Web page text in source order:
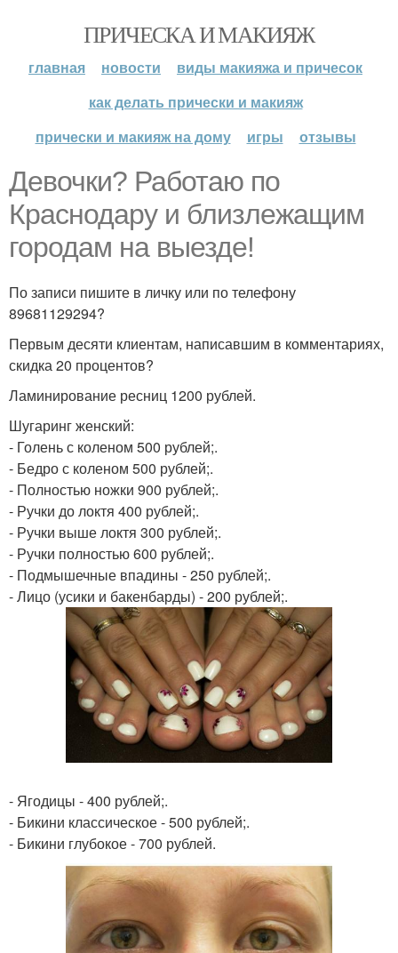
ПРИЧЕСКА И МАКИЯЖ
главная новости
виды макияжа и причесок
как делать прически и макияж
прически и макияж на дому
игры отзывы
Девочки? Работаю по
Краснодару и близлежащим
городам на выезде!
По записи пишите в личку или по телефону
89681129294?
Первым десяти клиентам, написавшим в комментариях,
скидка 20 процентов?
Ламинирование ресниц 1200 рублей.
Шугаринг женский:
- Голень с коленом 500 рублей;.
- Бедро с коленом 500 рублей;.
- Полностью ножки 900 рублей;.
- Ручки до локтя 400 рублей;.
- Ручки выше локтя 300 рублей;.
- Ручки полностью 600 рублей;.
- Подмышечные впадины - 250 рублей;.
- Лицо (усики и бакенбарды) - 200 рублей;.
- Ягодицы - 400 рублей;.
- Бикини классическое - 500 рублей;.
- Бикини глубокое - 700 рублей.